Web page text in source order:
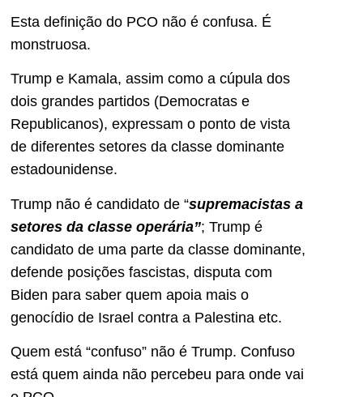
Esta definição do PCO não é confusa. É
monstruosa.
Trump e Kamala, assim como a cúpula dos
dois grandes partidos (Democratas e
Republicanos), expressam o ponto de vista
de diferentes setores da classe dominante
estadounidense.
Trump não é candidato de “supremacistas a
setores da classe operária”; Trump é
candidato de uma parte da classe dominante,
defende posições fascistas, disputa com
Biden para saber quem apoia mais o
genocídio de Israel contra a Palestina etc.
Quem está “confuso” não é Trump. Confuso
está quem ainda não percebeu para onde vai